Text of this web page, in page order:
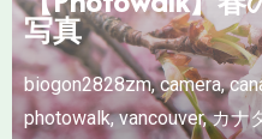
写真
biogon2828zm,camera,
photowalk,vancouver,カナ